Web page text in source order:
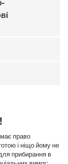
право
і ніщо йому не
прибирання в